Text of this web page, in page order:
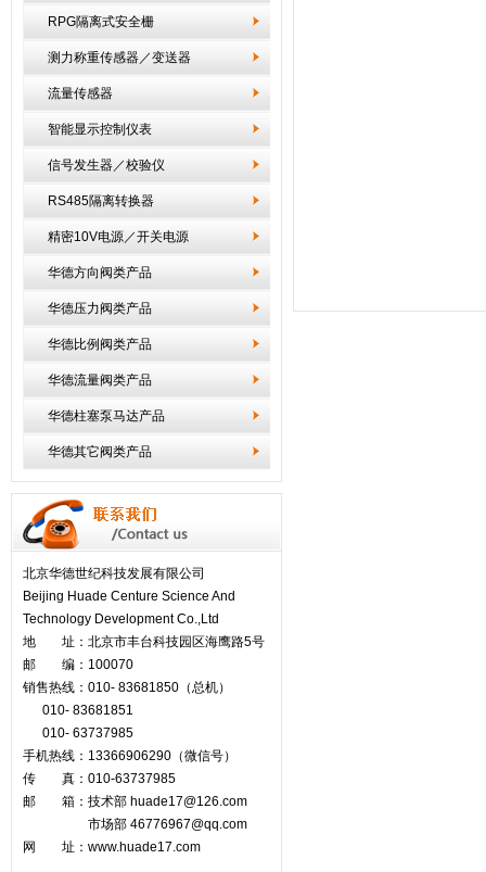
RPG隔离式安全栅
测力称重传感器／变送器
流量传感器
智能显示控制仪表
信号发生器／校验仪
RS485隔离转换器
精密10V电源／开关电源
华德方向阀类产品
华德压力阀类产品
华德比例阀类产品
华德流量阀类产品
华德柱塞泵马达产品
华德其它阀类产品
北京华德世纪科技发展有限公司
Beijing Huade Centure Science And
Technology Development Co.,Ltd
地 址：北京市丰台科技园区海鹰路5号
邮 编：100070
销售热线：010- 83681850（总机）
010- 83681851
010- 63737985
手机热线：13366906290（微信号）
传 真：010-63737985
邮 箱：技术部 huade17@126.com
市场部 46776967@qq.com
网 址：www.huade17.com